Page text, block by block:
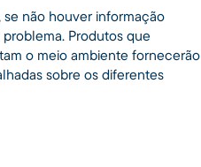
se não houver informação
Produtos que
o meio ambiente fornecerão
sobre os diferentes